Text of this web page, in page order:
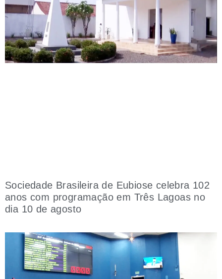
Sociedade Brasileira de Eubiose celebra 102
anos com programação em Três Lagoas no
dia 10 de agosto